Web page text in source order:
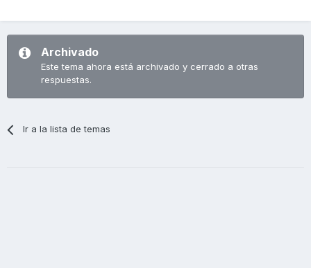
Archivado
Este tema ahora está archivado y cerrado a otras
respuestas.
Ir a la lista de temas